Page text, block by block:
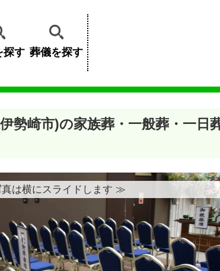
探す 葬儀を探す
勢崎市)の家族葬・一般葬・一日
真は横にスライドします ≫︎